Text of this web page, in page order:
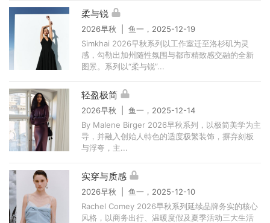
柔与锐
2026早秋 | 鱼一，2025-12-19
Simkhai 2026早秋系列以工作室迁至洛杉矶为灵
感，勾勒出加州随性氛围与都市精致感交融的全新
图景。系列以“柔与锐”...
轻盈极简
2026早秋 | 鱼一，2025-12-14
By Malene Birger 2026早秋系列，以极简美学为主
导，并融入创始人特色的适度极繁装饰，摒弃刻板
与浮夸，主...
实穿与质感
2026早秋 | 鱼一，2025-12-10
Rachel Comey 2026早秋系列延续品牌务实的核心
风格，以商务出行、温暖度假及夏季活动三大生活